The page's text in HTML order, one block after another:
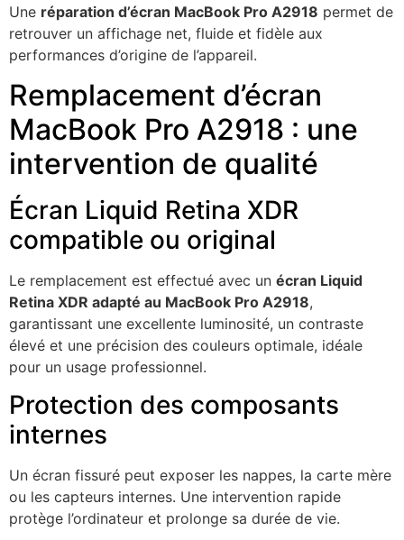
Une réparation d’écran MacBook Pro A2918 permet de
retrouver un affichage net, fluide et fidèle aux
performances d’origine de l’appareil.
Remplacement d’écran
MacBook Pro A2918 : une
intervention de qualité
Écran Liquid Retina XDR
compatible ou original
Le remplacement est effectué avec un écran Liquid
Retina XDR adapté au MacBook Pro A2918,
garantissant une excellente luminosité, un contraste
élevé et une précision des couleurs optimale, idéale
pour un usage professionnel.
Protection des composants
internes
Un écran fissuré peut exposer les nappes, la carte mère
ou les capteurs internes. Une intervention rapide
protège l’ordinateur et prolonge sa durée de vie.